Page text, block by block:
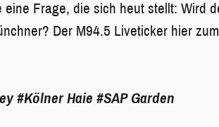
Frage, die sich heut stellt: Wird
Der M94.5 Liveticker hier
#Kölner Haie #SAP Garden